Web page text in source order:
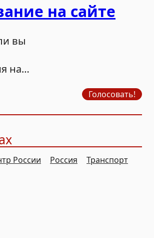
на сайте
вы
на
Голосовать!
России Россия Транспорт